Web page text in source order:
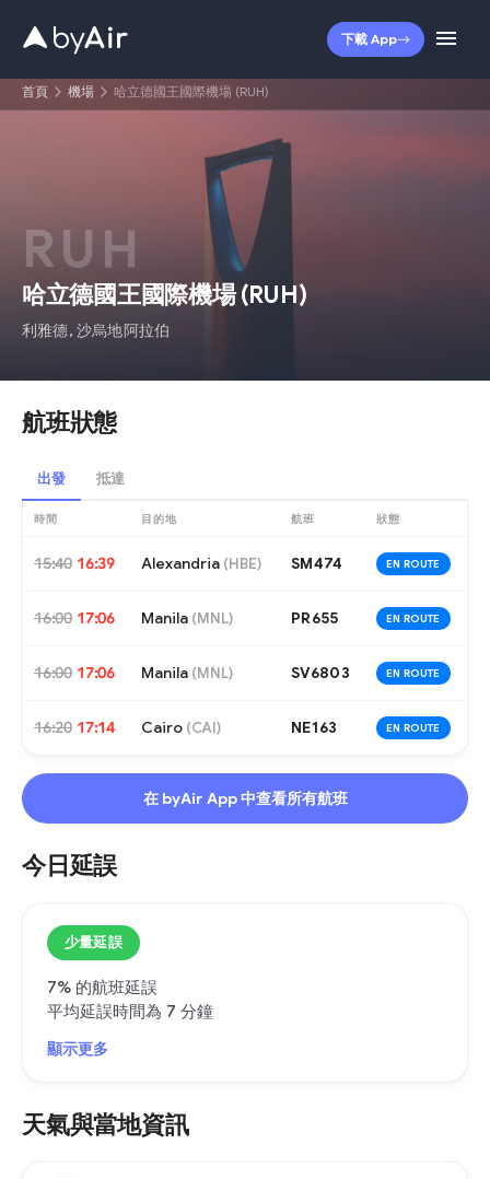
下載 App
首頁 機場 哈立德國王國際機場 (RUH)
RUH
哈立德國王國際機場(RUH)
利雅德,沙烏地阿拉伯
航班狀態
出發 抵達
時間 目的地 航班 狀態
15:40 16:39 Alexandria (HBE) SM474 EN ROUTE
16:00 17:06 Manila (MNL) PR655 EN ROUTE
16:00 17:06 Manila (MNL) SV6803 EN ROUTE
16:20 17:14 Cairo (CAI) NE163 EN ROUTE
在 byAir App 中查看所有航班
今日延誤
少量延誤
7% 的航班延誤
平均延誤時間為 7 分鐘
顯示更多
天氣與當地資訊